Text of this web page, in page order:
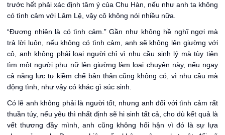
trước hết phải xác định tâm ý của Chu Hàn, nếu như anh ta không
có tình cảm với Lâm Lệ, vậy cô không nói nhiều nữa.
“Đương nhiên là có tình cảm.” Gần như không hề nghĩ ngợi mà
trả lời luôn, nếu không có tình cảm, anh sẽ không lên giường với
cô, anh không phải loại người chỉ vì nhu cầu sinh lý mà tùy tiện
tìm một người phụ nữ lên giường làm loại chuyện này, nếu ngay
cả năng lực tự kiềm chế bản thân cũng không có, vì nhu cầu mà
động tình, như vậy có khác gì súc sinh.
Có lẽ anh không phải là người tốt, nhưng anh đối với tình cảm rất
thuần túy, nếu yêu thì nhất định sẽ hi sinh tất cả, cho dù kết quả là
vết thương đầy mình, anh cũng không hối hận vì đó là sự lựa